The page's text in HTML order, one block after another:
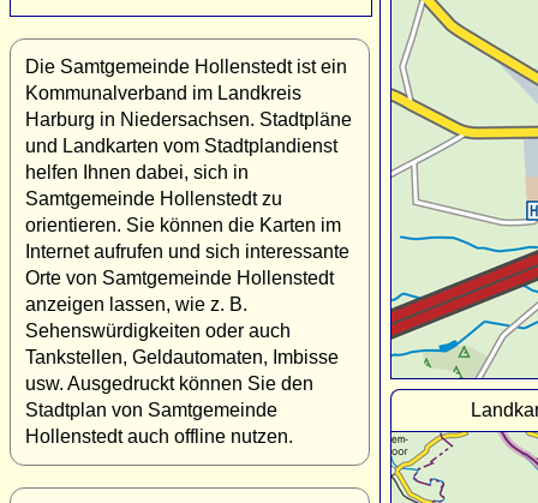
Die Samtgemeinde Hollenstedt ist ein
Kommunalverband im Landkreis
Harburg in Niedersachsen. Stadtpläne
und Landkarten vom Stadtplandienst
helfen Ihnen dabei, sich in
Samtgemeinde Hollenstedt zu
orientieren. Sie können die Karten im
Internet aufrufen und sich interessante
Orte von Samtgemeinde Hollenstedt
anzeigen lassen, wie z. B.
Sehenswürdigkeiten oder auch
Tankstellen, Geldautomaten, Imbisse
usw. Ausgedruckt können Sie den
Stadtplan von Samtgemeinde
Hollenstedt auch offline nutzen.